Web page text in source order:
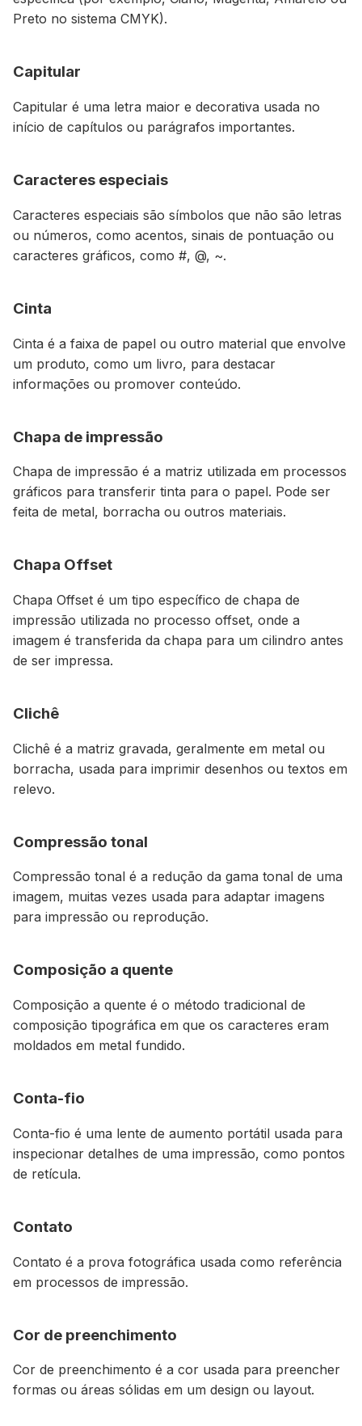
Preto no sistema CMYK).
Capitular
Capitular é uma letra maior e decorativa usada no
início de capítulos ou parágrafos importantes.
Caracteres especiais
Caracteres especiais são símbolos que não são letras
ou números, como acentos, sinais de pontuação ou
caracteres gráficos, como #, @, ~.
Cinta
Cinta é a faixa de papel ou outro material que envolve
um produto, como um livro, para destacar
informações ou promover conteúdo.
Chapa de impressão
Chapa de impressão é a matriz utilizada em processos
gráficos para transferir tinta para o papel. Pode ser
feita de metal, borracha ou outros materiais.
Chapa Offset
Chapa Offset é um tipo específico de chapa de
impressão utilizada no processo offset, onde a
imagem é transferida da chapa para um cilindro antes
de ser impressa.
Clichê
Clichê é a matriz gravada, geralmente em metal ou
borracha, usada para imprimir desenhos ou textos em
relevo.
Compressão tonal
Compressão tonal é a redução da gama tonal de uma
imagem, muitas vezes usada para adaptar imagens
para impressão ou reprodução.
Composição a quente
Composição a quente é o método tradicional de
composição tipográfica em que os caracteres eram
moldados em metal fundido.
Conta-fio
Conta-fio é uma lente de aumento portátil usada para
inspecionar detalhes de uma impressão, como pontos
de retícula.
Contato
Contato é a prova fotográfica usada como referência
em processos de impressão.
Cor de preenchimento
Cor de preenchimento é a cor usada para preencher
formas ou áreas sólidas em um design ou layout.